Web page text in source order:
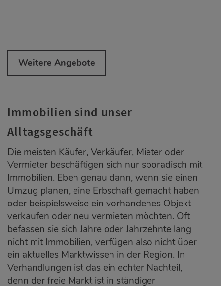
Weitere Angebote
Immobilien sind unser
Alltagsgeschäft
Die meisten Käufer, Verkäufer, Mieter oder
Vermieter beschäftigen sich nur sporadisch mit
Immobilien. Eben genau dann, wenn sie einen
Umzug planen, eine Erbschaft gemacht haben
oder beispielsweise ein vorhandenes Objekt
verkaufen oder neu vermieten möchten. Oft
befassen sie sich Jahre oder Jahrzehnte lang
nicht mit Immobilien, verfügen also nicht über
ein aktuelles Marktwissen in der Region. In
Verhandlungen ist das ein echter Nachteil,
denn der freie Markt ist in ständiger